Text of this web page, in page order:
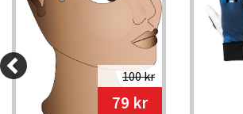
100 kr
79 kr